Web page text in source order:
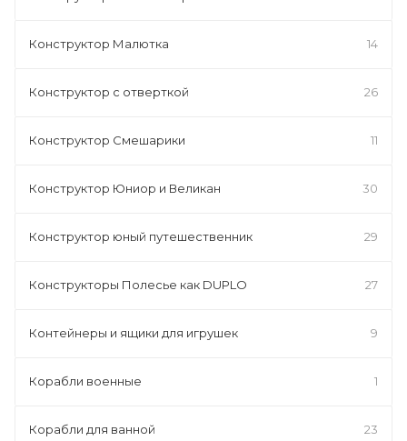
Конструктор Малютка 14
Конструктор с отверткой 26
Конструктор Смешарики 11
Конструктор Юниор и Великан 30
Конструктор юный путешественник 29
Конструкторы Полесье как DUPLO 27
Контейнеры и ящики для игрушек 9
Корабли военные 1
Корабли для ванной 23